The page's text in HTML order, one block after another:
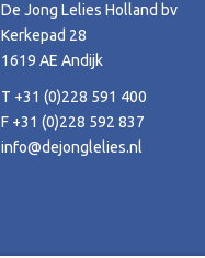
De Jong Lelies Holland bv
Kerkepad 28
1619 AE Andijk
T +31 (0)228 591 400
F +31 (0)228 592 837
info@dejonglelies.nl